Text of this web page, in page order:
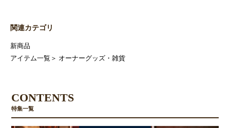
関連カテゴリ
新商品
アイテム一覧 ＞ オーナーグッズ・雑貨
CONTENTS
特集一覧